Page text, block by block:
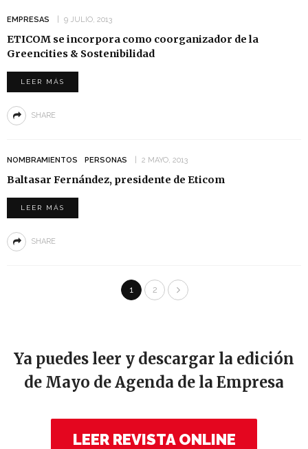
EMPRESAS 9 JULIO, 2013
ETICOM se incorpora como coorganizador de la
Greencities & Sostenibilidad
LEER MÁS
SHARE
NOMBRAMIENTOS PERSONAS 2 MAYO, 2013
Baltasar Fernández, presidente de Eticom
LEER MÁS
SHARE
1 2
Ya puedes leer y descargar la edición
de Mayo de Agenda de la Empresa
LEER REVISTA ONLINE